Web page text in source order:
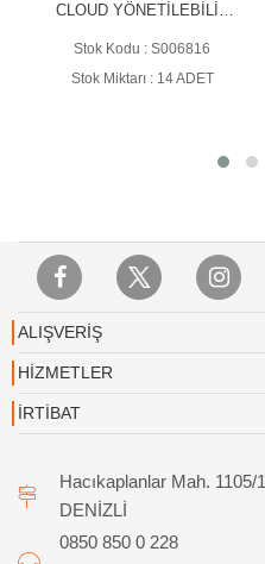
CLOUD YÖNETİLEBİLİR
Stok Kodu : S006816
Stok Miktarı : 14 ADET
ALIŞVERİŞ
HİZMETLER
İRTİBAT
Hacıkaplanlar Mah.
DENİZLİ
0850 850 0 228